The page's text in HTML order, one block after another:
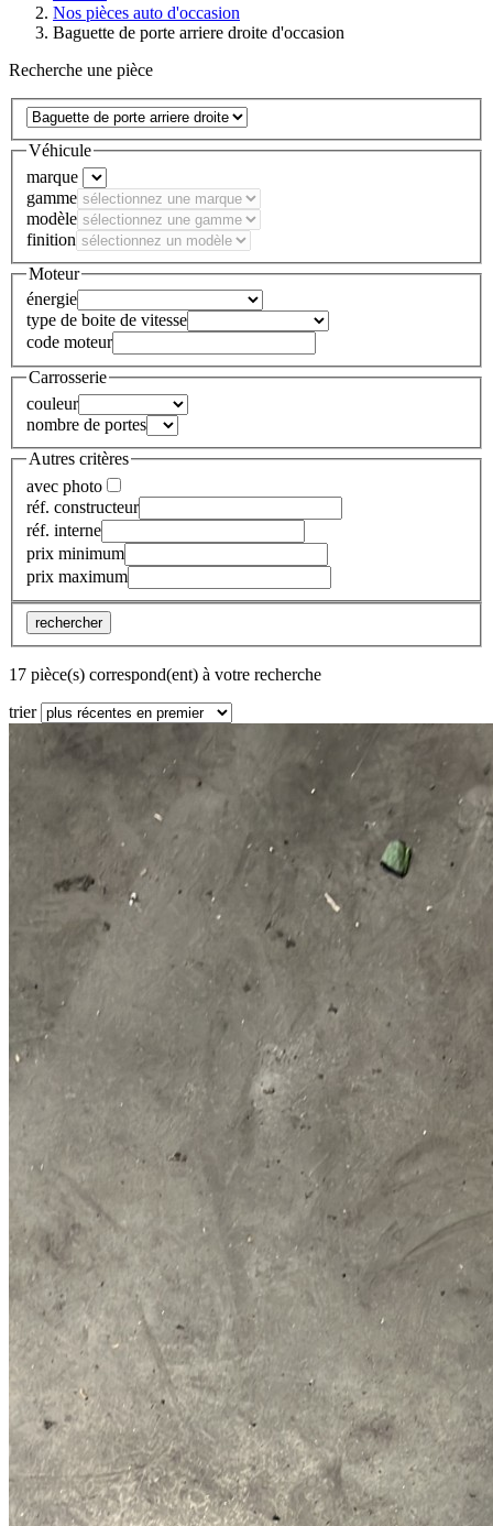
Nos pièces auto d'occasion
Baguette de porte arriere droite d'occasion
Recherche une pièce
Véhicule
marque
gamme
modèle
finition
Moteur
énergie
type de boite de vitesse
code moteur
Carrosserie
couleur
nombre de portes
Autres critères
avec photo
réf. constructeur
réf. interne
prix minimum
prix maximum
rechercher
17 pièce(s) correspond(ent) à votre recherche
trier